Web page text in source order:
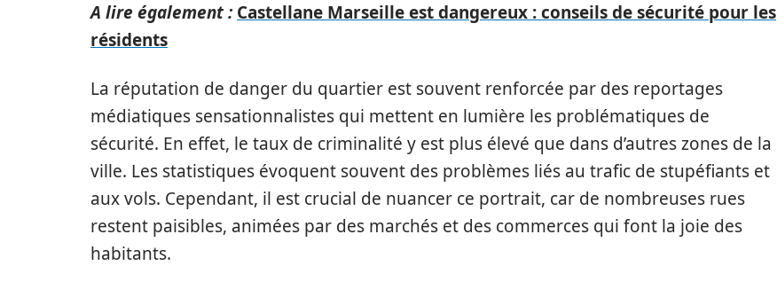
A lire également : Castellane Marseille est dangereux : conseils de sécurité pour les
résidents
La réputation de danger du quartier est souvent renforcée par des reportages
médiatiques sensationnalistes qui mettent en lumière les problématiques de
sécurité. En effet, le taux de criminalité y est plus élevé que dans d’autres zones de la
ville. Les statistiques évoquent souvent des problèmes liés au trafic de stupéfiants et
aux vols. Cependant, il est crucial de nuancer ce portrait, car de nombreuses rues
restent paisibles, animées par des marchés et des commerces qui font la joie des
habitants.